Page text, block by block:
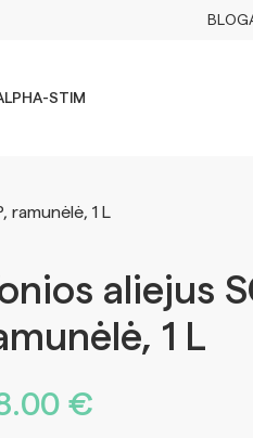
STIM
ramunėlė, 1 L
aliejus
1 L
€